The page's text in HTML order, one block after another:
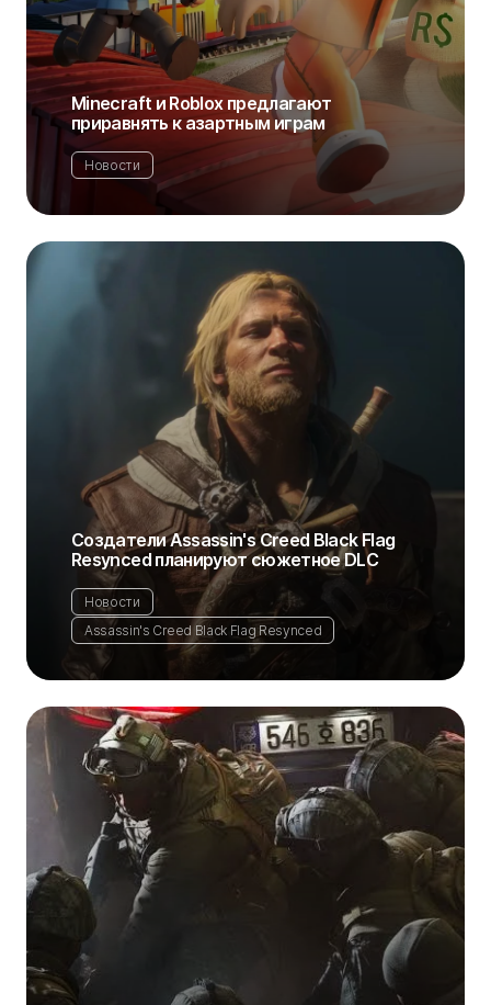
Minecraft и Roblox предлагают
приравнять к азартным играм
Новости
Создатели Assassin's Creed Black Flag
Resynced планируют сюжетное DLC
Новости
Assassin's Creed Black Flag Resynced